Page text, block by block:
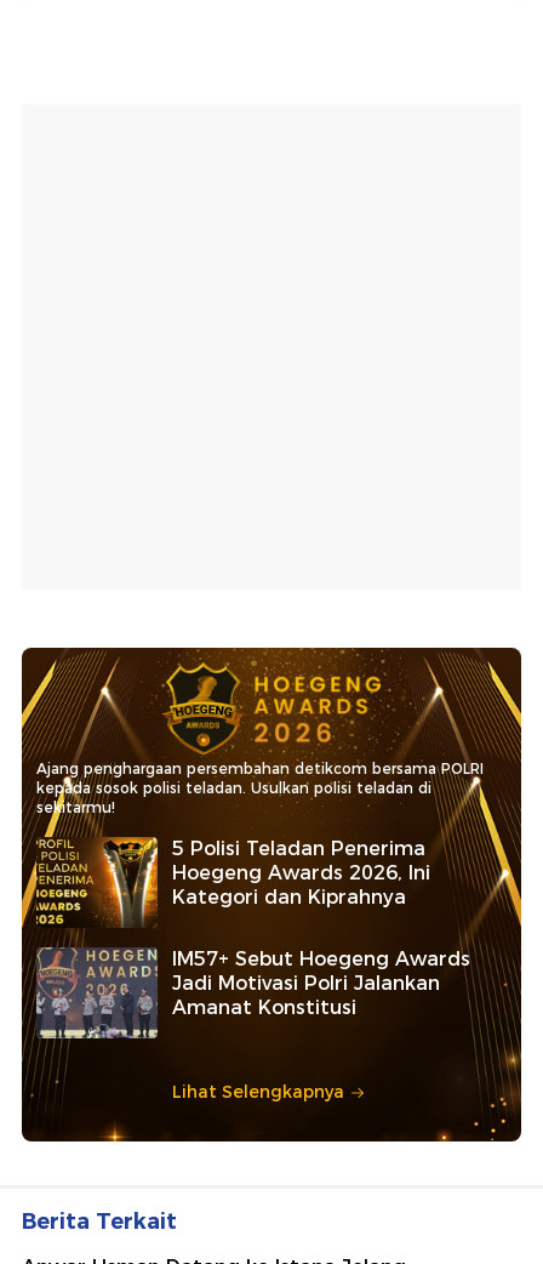
Ajang penghargaan persembahan detikcom bersama POLRI
kepada sosok polisi teladan. Usulkan polisi teladan di
sekitarmu!
5 Polisi Teladan Penerima
Hoegeng Awards 2026, Ini
Kategori dan Kiprahnya
IM57+ Sebut Hoegeng Awards
Jadi Motivasi Polri Jalankan
Amanat Konstitusi
Lihat Selengkapnya
Berita Terkait